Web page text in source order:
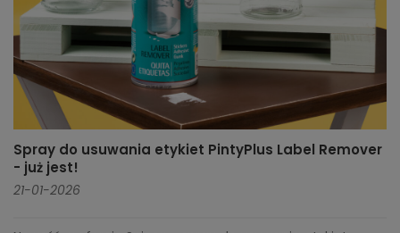
Spray do usuwania etykiet PintyPlus Label Remover
- już jest!
21-01-2026